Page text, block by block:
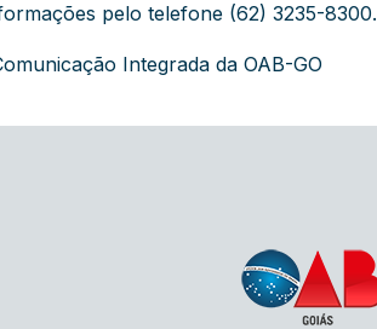
pelo telefone (62) 3235-8300.
Integrada da OAB-GO